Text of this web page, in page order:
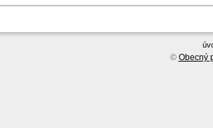
© Obecný